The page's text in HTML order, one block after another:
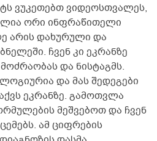
ვუკეთებთ ვიდეოსთვალეს,
ორი ინფრაწითელი
არის დახურული და
ჩვენ კი ეკრანზე
და ნისტაგმს.
და მას შედეგები
ეკრანზე. გამოთვლა
მეშვებოთ და ჩვენ
ამ ციფრების